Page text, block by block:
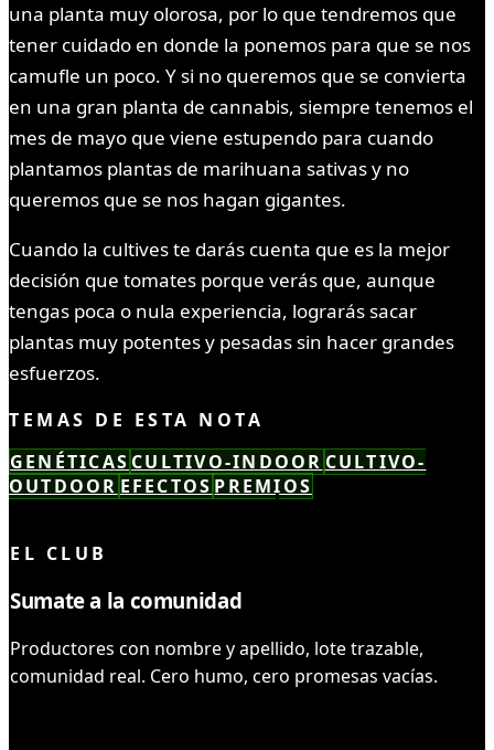
una planta muy olorosa, por lo que tendremos que
tener cuidado en donde la ponemos para que se nos
camufle un poco. Y si no queremos que se convierta
en una gran planta de cannabis, siempre tenemos el
mes de mayo que viene estupendo para cuando
plantamos plantas de marihuana sativas y no
queremos que se nos hagan gigantes.
Cuando la cultives te darás cuenta que es la mejor
decisión que tomates porque verás que, aunque
tengas poca o nula experiencia, lograrás sacar
plantas muy potentes y pesadas sin hacer grandes
esfuerzos.
TEMAS DE ESTA NOTA
GENÉTICAS CULTIVO-INDOOR CULTIVO-
OUTDOOR EFECTOS PREMIOS
EL CLUB
Sumate a la comunidad
Productores con nombre y apellido, lote trazable,
comunidad real. Cero humo, cero promesas vacías.